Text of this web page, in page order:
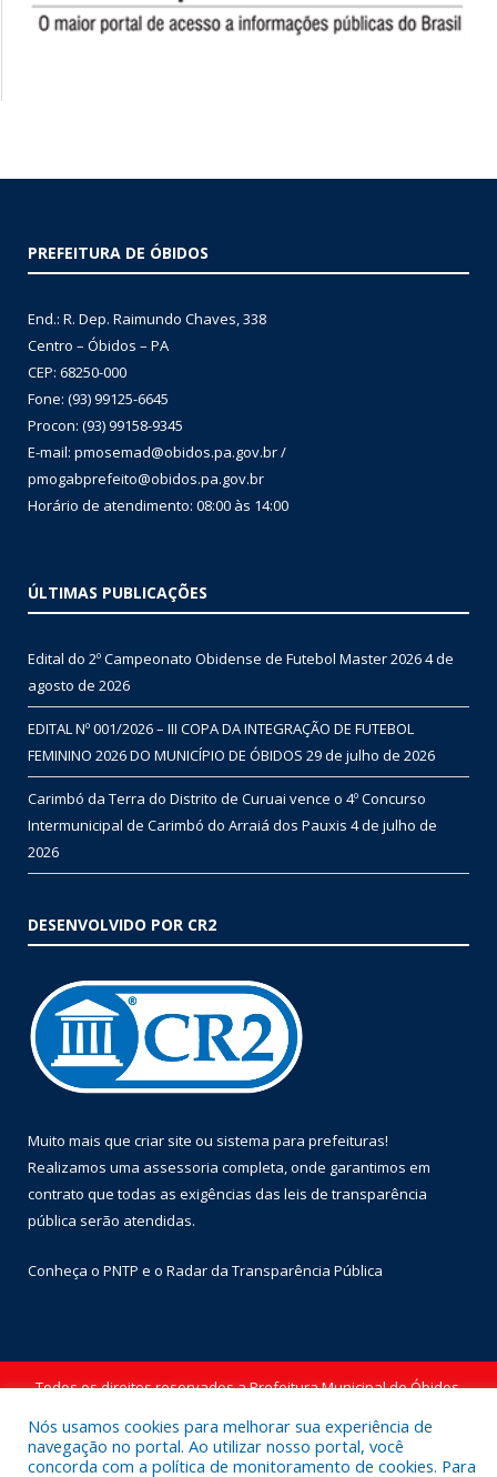
PREFEITURA DE ÓBIDOS
End.: R. Dep. Raimundo Chaves, 338
Centro – Óbidos – PA
CEP: 68250-000
Fone: (93) 99125-6645
Procon: (93) 99158-9345
E-mail: pmosemad@obidos.pa.gov.br /
pmogabprefeito@obidos.pa.gov.br
Horário de atendimento: 08:00 às 14:00
ÚLTIMAS PUBLICAÇÕES
Edital do 2º Campeonato Obidense de Futebol Master 20264 de
agosto de 2026
EDITAL Nº 001/2026 – III COPA DA INTEGRAÇÃO DE FUTEBOL
FEMININO 2026 DO MUNICÍPIO DE ÓBIDOS 29 de julho de 2026
Carimbó da Terra do Distrito de Curuai vence o 4º Concurso
Intermunicipal de Carimbó do Arraiá dos Pauxis 4 de julho de
2026
DESENVOLVIDO POR CR2
Muito mais que criar site ou sistema para prefeituras!
Realizamos uma assessoria completa, onde garantimos em
contrato que todas as exigências das leis de transparência
pública serão atendidas.
Conheça o PNTP e o Radar da Transparência Pública
Todos os direitos reservados a Prefeitura Municipal de Óbidos.
Mapa do Site
Acessar Área Administrativa
Acessar Webmail
Nós usamos cookies para melhorar sua experiência de
navegação no portal. Ao utilizar nosso portal, você
concorda com a política de monitoramento de cookies. Para